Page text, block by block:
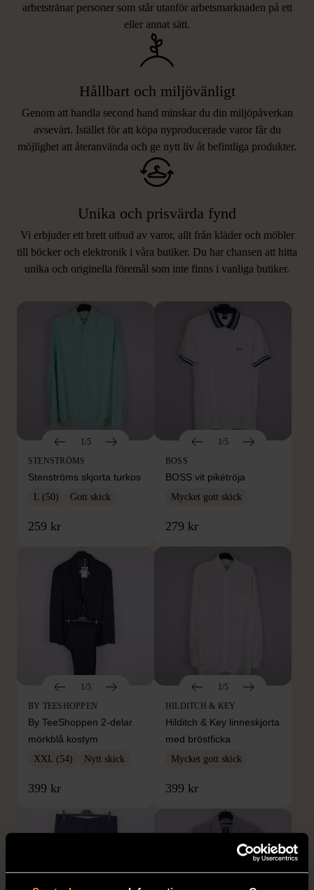
arbetstränar personer som står utanför arbetsmarknaden på ett
eller annat sätt.
Hållbart och miljövänligt
Genom att handla second hand minskar du din miljöpåverkan
avsevärt. Istället för att köpa nyproducerade varor får du
möjlighet att återanvända och ge nytt liv åt befintliga produkter.
Unika och prisvärda fynd
Vi erbjuder ett brett utbud av varor, allt från kläder och möbler
till böcker och elektronik i våra butiker. Du har chansen att hitta
unika och originella föremål som inte finns i vanliga butiker.
LIKNANDE PRODUKTER
Hitta produkter som påminner om denna
1/5
STENSTRÖMS
Stenströms skjorta turkos
L (50) Gott skick
259 kr
1/5
BOSS
BOSS vit pikétröja
Mycket gott skick
279 kr
1/5
BY TEESHOPPEN
By TeeShoppen 2-delar
mörkblå kostym
XXL (54) Nytt skick
399 kr
1/5
HILDITCH & KEY
Hilditch & Key linneskjorta
med bröstficka
Mycket gott skick
399 kr